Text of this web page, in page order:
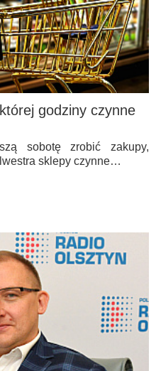
godziny czynne
sobotę zrobić zakupy,
sklepy czynne…